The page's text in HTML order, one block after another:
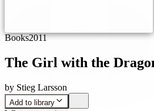
Books2011
The Girl with the
by Stieg Larsson
Add to library